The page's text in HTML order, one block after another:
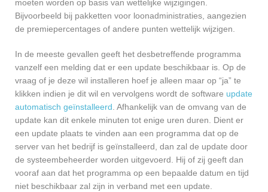
moeten worden op basis van wettelijke wijzigingen.
Bijvoorbeeld bij pakketten voor loonadministraties, aangezien
de premiepercentages of andere punten wettelijk wijzigen.
In de meeste gevallen geeft het desbetreffende programma
vanzelf een melding dat er een update beschikbaar is. Op de
vraag of je deze wil installeren hoef je alleen maar op “ja” te
klikken indien je dit wil en vervolgens wordt de software update
automatisch geïnstalleerd. Afhankelijk van de omvang van de
update kan dit enkele minuten tot enige uren duren. Dient er
een update plaats te vinden aan een programma dat op de
server van het bedrijf is geïnstalleerd, dan zal de update door
de systeembeheerder worden uitgevoerd. Hij of zij geeft dan
vooraf aan dat het programma op een bepaalde datum en tijd
niet beschikbaar zal zijn in verband met een update.